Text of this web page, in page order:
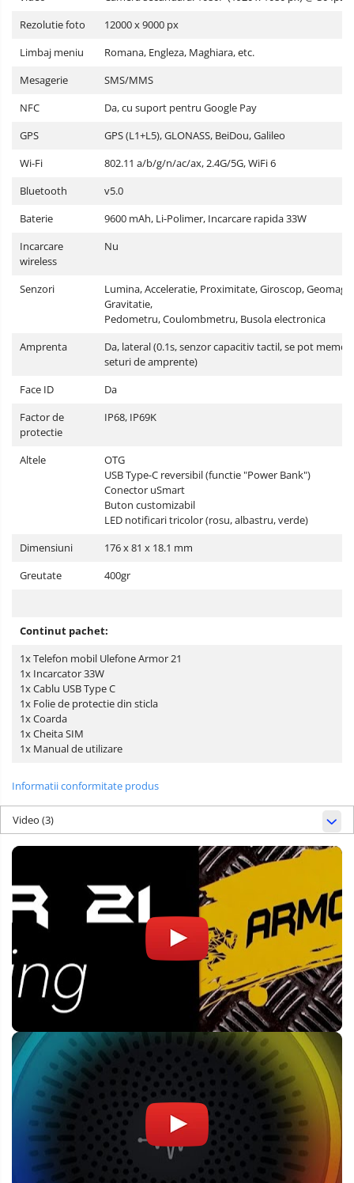
Rezolutie foto
12000 x 9000 px
Limbaj meniu
Romana, Engleza, Maghiara, etc.
Mesagerie
SMS/MMS
NFC
Da, cu suport pentru Google Pay
GPS
GPS (L1+L5), GLONASS, BeiDou, Galileo
Wi-Fi
802.11 a/b/g/n/ac/ax, 2.4G/5G, WiFi 6
Bluetooth
v5.0
Baterie
9600 mAh, Li-Polimer, Incarcare rapida 33W
Incarcare
wireless
Nu
Senzori
Lumina, Acceleratie, Proximitate, Giroscop,
Gravitatie,
Pedometru, Coulombmetru, Busola electronica
Amprenta
Da, lateral (0.1s, senzor capacitiv tactil, se pot
seturi de amprente)
Face ID
Da
Factor de
protectie
IP68, IP69K
Altele
OTG
USB Type-C reversibil (functie "Power Bank")
Conector uSmart
Buton customizabil
LED notificari tricolor (rosu, albastru, verde)
Dimensiuni
176 x 81 x 18.1 mm
Greutate
400gr
Continut pachet:
1x Telefon mobil Ulefone Armor 21
1x Incarcator 33W
1x Cablu USB Type C
1x Folie de protectie din sticla
1x Coarda
1x Cheita SIM
1x Manual de utilizare
Informatii conformitate produs
Video (3)